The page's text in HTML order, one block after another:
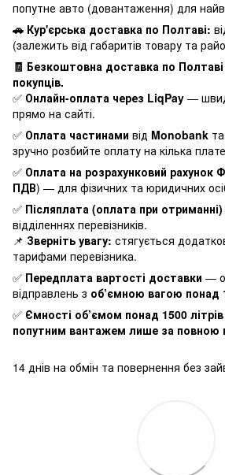
попутне авто (довантаження) для
🚗 Кур'єрська доставка по Полтаві:
(залежить від габаритів товару та
🧾 Безкоштовна доставка по
покупців.
✅ Онлайн-оплата через LiqPay —
прямо на сайті.
✅ Оплата частинами від Monobank та
зручно розбийте оплату на кілька
✅ Оплата на розрахунковий рахунок
ПДВ) — для фізичних та юридичних
✅ Післяплата (оплата при отриманні)
відділеннях перевізників.
📌 Зверніть увагу: стягується
тарифами перевізника.
✅ Передплата вартості доставки —
відправлень з об’ємною вагою понад
✅ Ємності об’ємом понад 1500 літрів
попутним вантажем лише за повною
14 днів на обмін та повернення без